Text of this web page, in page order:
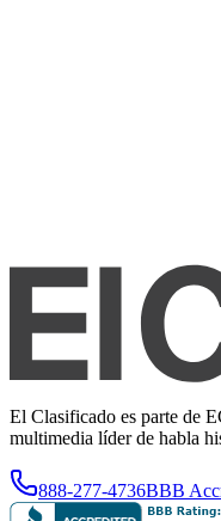
El Clasificado es parte de
multimedia líder de habla
888-277-4736BBB